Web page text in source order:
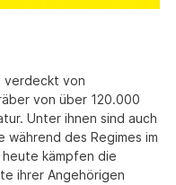
verdeckt von
von über 120.000
Unter ihnen sind auch
während des Regimes im
kämpfen die
ihrer Angehörigen